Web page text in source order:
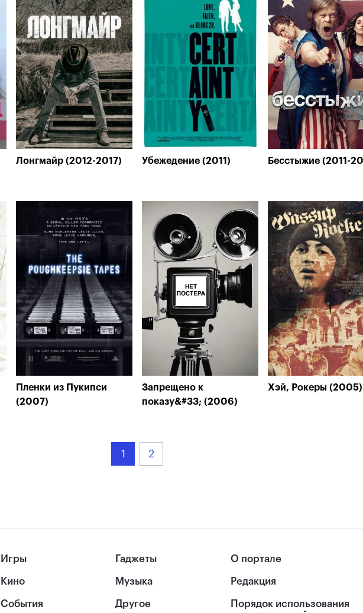
Лонгмайр (2012-2017) Убежедение (2011) Бесстыжие (2011-
Пленки из Пукипси
(2007)
Запрещено к
показу&#33; (2006)
Хэй, Рокеры (2005)
1 2
Игры
Кино
События
Гаджеты
Музыка
Другое
О портале
Редакция
Порядок использования